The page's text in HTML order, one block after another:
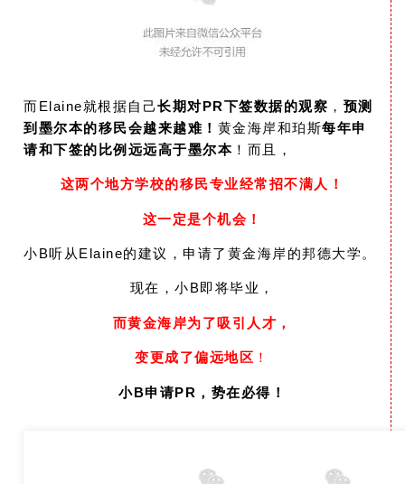
而Elaine就根据自己长期对PR下签数据的观察 ， 预测
到墨尔本的移民会越来越难！ 黄金海岸和珀斯每年申
请和下签的比例远远高于墨尔本 ！而且，
这两个地方学校的移民专业经常招不满人！
这一定是个机会！
小B听从Elaine的建议，申请了黄金海岸的邦德大学。
现在，小B即将毕业，
而黄金海岸为了吸引人才，
变更成了偏远地区 ！
小B申请PR，势在必得！